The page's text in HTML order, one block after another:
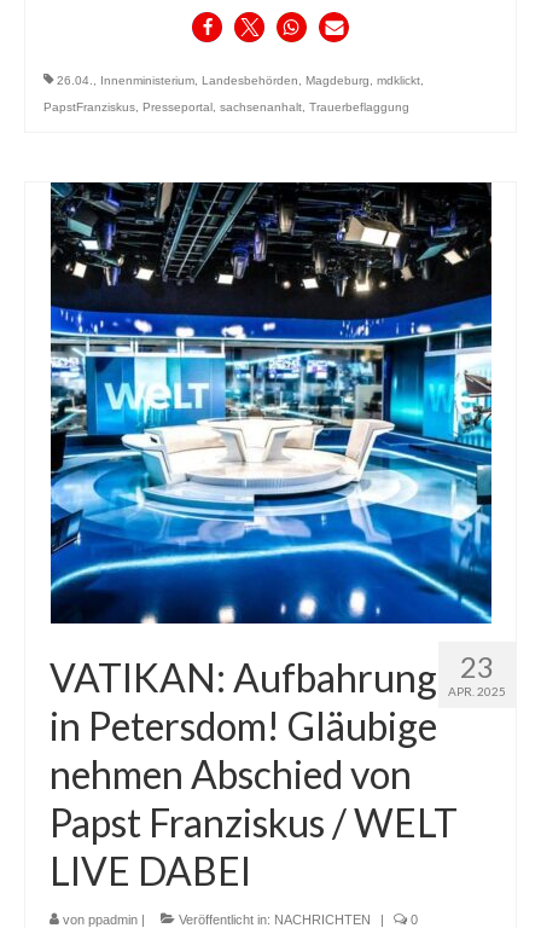
26.04. Innenministerium Landesbehörden Magdeburg mdklickt
PapstFranziskus Presseportal sachsenanhalt Trauerbeflaggung
23
APR. 2025
VATIKAN: Aufbahrung
in Petersdom! Gläubige
nehmen Abschied von
Papst Franziskus / WELT
LIVE DABEI
von ppadmin | Veröffentlicht in: NACHRICHTEN | 0